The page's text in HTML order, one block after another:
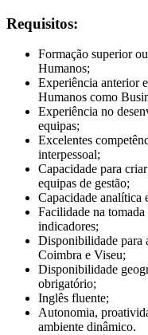
Requisitos:
Formação superior
Humanos;
Experiência anterior
Humanos como
Experiência no
equipas;
Excelentes
interpessoal;
Capacidade para
equipas de gestão;
Capacidade analítica
Facilidade na tomada
indicadores;
Disponibilidade para
Coimbra e Viseu;
Disponibilidade
obrigatório;
Inglês fluente;
Autonomia,
ambiente dinâmico.